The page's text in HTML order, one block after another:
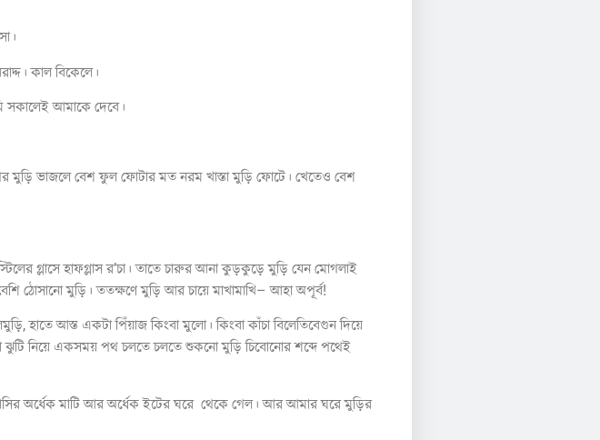
কাল বিকেলে।
সকালেই আমাকে দেবে।
মুড়ি ভাজলে বেশ ফুল ফোটার মত নরম খাস্তা মুড়ি ফোটে। খেতেও বেশ
গ্লাসে হাফগ্লাস র’চা। তাতে চারুর আনা কুড়কুড়ে মুড়ি যেন মোগলাই
ঠোসানো মুড়ি। ততক্ষণে মুড়ি আর চায়ে মাখামাখি– আহা অপূর্ব!
হাতে আস্ত একটা পিঁয়াজ কিংবা মুলো। কিংবা কাঁচা বিলেতিবেগুন দিয়ে
ঝুটি নিয়ে একসময় পথ চলতে চলতে শুকনো মুড়ি চিবোনোর শব্দে পথেই
অর্ধেক মাটি আর অর্ধেক ইটের ঘরে থেকে গেল। আর আমার ঘরে মুড়ির